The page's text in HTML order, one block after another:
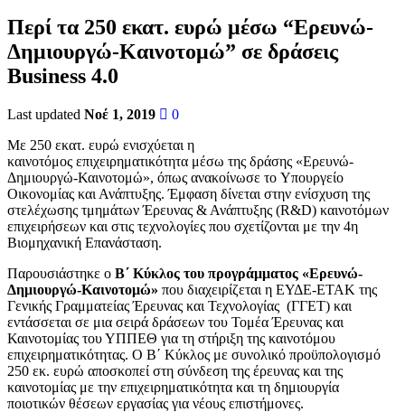
Περί τα 250 εκατ. ευρώ μέσω “Ερευνώ-
Δημιουργώ-Καινοτομώ” σε δράσεις
Business 4.0
Last updated Νοέ 1, 2019
0
Με 250 εκατ. ευρώ ενισχύεται η
καινοτόμος επιχειρηματικότητα μέσω της δράσης «Ερευνώ-
Δημιουργώ-Καινοτομώ», όπως ανακοίνωσε το Υπουργείο
Οικονομίας και Ανάπτυξης. Έμφαση δίνεται στην ενίσχυση της
στελέχωσης τμημάτων Έρευνας & Ανάπτυξης (R&D) καινοτόμων
επιχειρήσεων και στις τεχνολογίες που σχετίζονται με την 4η
Βιομηχανική Επανάσταση.
Παρουσιάστηκε ο Β΄ Κύκλος του προγράμματος «Ερευνώ-
Δημιουργώ-Καινοτομώ» που διαχειρίζεται η ΕΥΔΕ-ΕΤΑΚ της
Γενικής Γραμματείας Έρευνας και Τεχνολογίας (ΓΓΕΤ) και
εντάσσεται σε μια σειρά δράσεων του Τομέα Έρευνας και
Καινοτομίας του ΥΠΠΕΘ για τη στήριξη της καινοτόμου
επιχειρηματικότητας. Ο Β΄ Κύκλος με συνολικό προϋπολογισμό
250 εκ. ευρώ αποσκοπεί στη σύνδεση της έρευνας και της
καινοτομίας με την επιχειρηματικότητα και τη δημιουργία
ποιοτικών θέσεων εργασίας για νέους επιστήμονες.